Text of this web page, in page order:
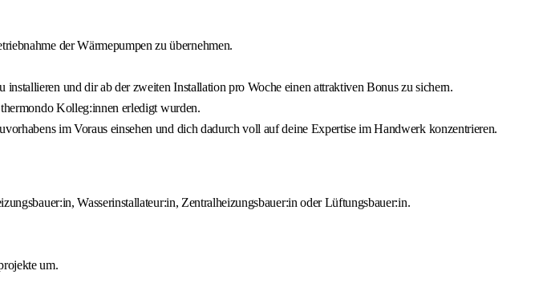
der Wärmepumpen zu übernehmen.
und dir ab der zweiten Installation pro Woche einen attraktiven Bonus zu sichern.
Kolleg:innen erledigt wurden.
im Voraus einsehen und dich dadurch voll auf deine Expertise im Handwerk konzentrieren.
Wasserinstallateur:in, Zentralheizungsbauer:in oder Lüftungsbauer:in.
um.